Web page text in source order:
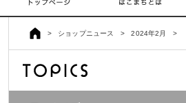
> ショップニュース > 2024年2月 >